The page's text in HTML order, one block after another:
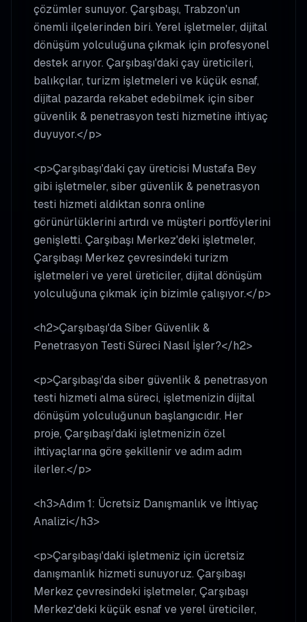
çözümler sunuyor. Çarşıbaşı, Trabzon'un
önemli ilçelerinden biri. Yerel işletmeler, dijital
dönüşüm yolculuğuna çıkmak için profesyonel
destek arıyor. Çarşıbaşı'daki çay üreticileri,
balıkçılar, turizm işletmeleri ve küçük esnaf,
dijital pazarda rekabet edebilmek için siber
güvenlik & penetrasyon testi hizmetine ihtiyaç
duyuyor.</p>
<p>Çarşıbaşı'daki çay üreticisi Mustafa Bey
gibi işletmeler, siber güvenlik & penetrasyon
testi hizmeti aldıktan sonra online
görünürlüklerini artırdı ve müşteri portföylerini
genişletti. Çarşıbaşı Merkez'deki işletmeler,
Çarşıbaşı Merkez çevresindeki turizm
işletmeleri ve yerel üreticiler, dijital dönüşüm
yolculuğuna çıkmak için bizimle çalışıyor.</p>
<h2>Çarşıbaşı'da Siber Güvenlik &
Penetrasyon Testi Süreci Nasıl İşler?</h2>
<p>Çarşıbaşı'da siber güvenlik & penetrasyon
testi hizmeti alma süreci, işletmenizin dijital
dönüşüm yolculuğunun başlangıcıdır. Her
proje, Çarşıbaşı'daki işletmenizin özel
ihtiyaçlarına göre şekillenir ve adım adım
ilerler.</p>
<h3>Adım 1: Ücretsiz Danışmanlık ve İhtiyaç
Analizi</h3>
<p>Çarşıbaşı'daki işletmeniz için ücretsiz
danışmanlık hizmeti sunuyoruz. Çarşıbaşı
Merkez çevresindeki işletmeler, Çarşıbaşı
Merkez'deki küçük esnaf ve yerel üreticiler,